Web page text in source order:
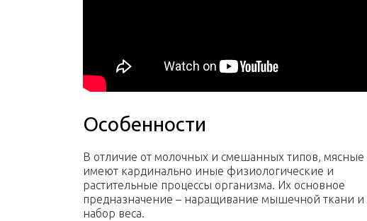
Особенности
В отличие от молочных и смешанных типов, мясные
имеют кардинально иные физиологические и
растительные процессы организма. Их основное
предназначение – наращивание мышечной ткани и
набор веса.